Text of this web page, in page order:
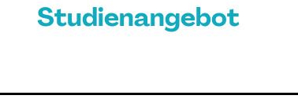
Studienangebot